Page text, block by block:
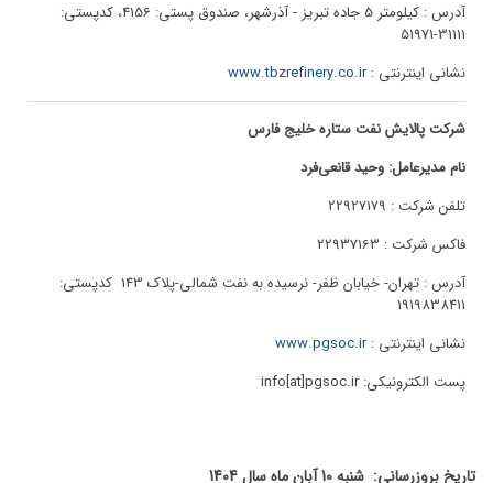
آدرس : کیلومتر 5 جاده تبریز - آذرشهر، صندوق پستی: 4156، کدپستی:
31111-51971
نشانی اینترنتی :www.tbzrefinery.co.ir
شرکت پالایش نفت ستاره خلیج فارس
نام مدیرعامل: وحید قانعی‌فرد
تلفن شرکت : 22927179
فاکس شرکت : 22937163
آدرس : تهران- خیابان ظفر- نرسیده به نفت شمالی-پلاک 143 کدپستی:
1919838411
نشانی اینترنتی :www.pgsoc.ir
پست الکترونیکی: info[at]pgsoc.ir
تاریخ بروزرسانی: شنبه 10 آبان ماه سال 1404